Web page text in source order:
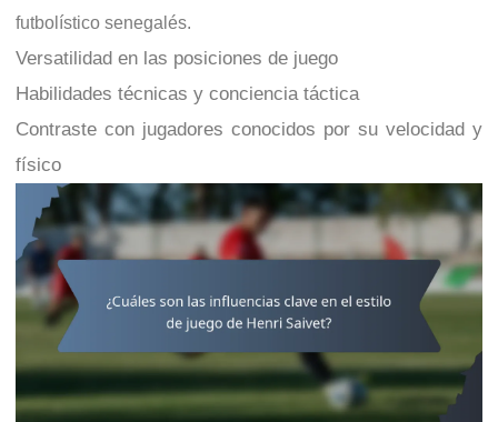
futbolístico senegalés.
Versatilidad en las posiciones de juego
Habilidades técnicas y conciencia táctica
Contraste con jugadores conocidos por su velocidad y
físico